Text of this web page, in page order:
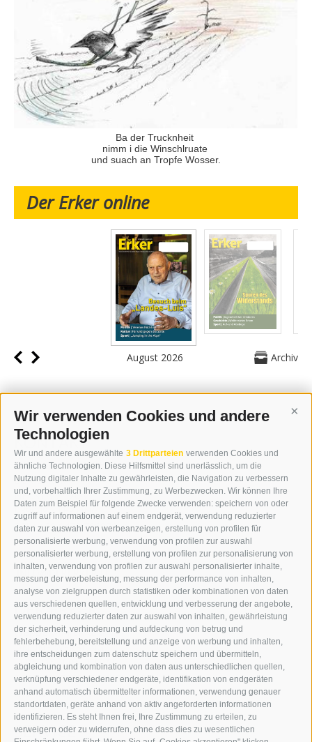
Wir verwenden Cookies und andere
Technologien
Wir und andere ausgewählte 3 Drittparteien verwenden Cookies und
ähnliche Technologien. Diese Hilfsmittel sind unerlässlich, um die
Nutzung digitaler Inhalte zu gewährleisten, die Navigation zu verbessern
und, vorbehaltlich Ihrer Zustimmung, zu Werbezwecken. Wir können Ihre
Daten zum Beispiel für folgende Zwecke verwenden: speichern von oder
zugriff auf informationen auf einem endgerät, verwendung reduzierter
daten zur auswahl von werbeanzeigen, erstellung von profilen für
personalisierte werbung, verwendung von profilen zur auswahl
personalisierter werbung, erstellung von profilen zur personalisierung von
inhalten, verwendung von profilen zur auswahl personalisierter inhalte,
messung der werbeleistung, messung der performance von inhalten,
analyse von zielgruppen durch statistiken oder kombinationen von daten
aus verschiedenen quellen, entwicklung und verbesserung der angebote,
verwendung reduzierter daten zur auswahl von inhalten, gewährleistung
der sicherheit, verhinderung und aufdeckung von betrug und
fehlerbehebung, bereitstellung und anzeige von werbung und inhalten,
ihre entscheidungen zum datenschutz speichern und übermitteln,
abgleichung und kombination von daten aus unterschiedlichen quellen,
verknüpfung verschiedener endgeräte, identifikation von endgeräten
anhand automatisch übermittelter informationen, verwendung genauer
standortdaten, geräte anhand von aktiv angeforderten informationen
identifizieren. Es steht Ihnen frei, Ihre Zustimmung zu erteilen, zu
verweigern oder zu widerrufen, ohne dass dies zu wesentlichen
Ba der Trucknheit
nimm i die Winschlruate
und suach an Tropfe Wosser.
Der Erker online
August 2026 Archiv
KONTAKT
WIPP-MEDIA GMBH
DER ERKER
NEUSTADT 20A
I-39049 STERZING
TEL.: +39 0472 766876
GRAFIK@DERERKER.IT
INFO@DERERKER.IT
BARBARA.FONTANA@DERERKER.IT
DER ERKER
WERBEN IM ERKER
ONLINE-WERBUNG
SEPA-DAUERAUFTRAG
REGELN LESERKOMMENTARE
ONLINE VOTING
SERVICE